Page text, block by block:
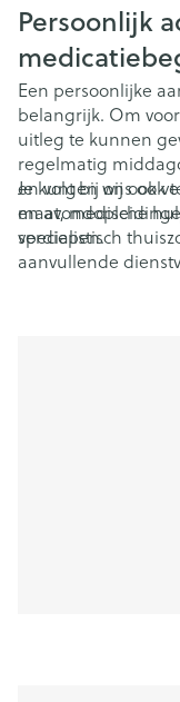
Persoonlijk
Een persoonlijke
belangrijk. Om
uitleg te kunnen
regelmatig
en volgen wij ook
en
verdiepen.
Je kunt bij ons ook
maat, medische
specialistisch
aanvullende